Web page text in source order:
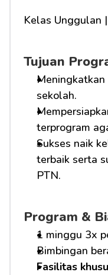
Kelas Unggulan
Tujuan
sekolah.
terprogram
Sukses naik
terbaik serta
PTN.
Program &
1 minggu 3x
Bimbingan
Fasilitas